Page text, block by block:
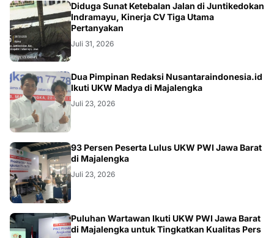
KRIMINAL
Diduga Sunat Ketebalan Jalan di Juntikedokan
Indramayu, Kinerja CV Tiga Utama
Pertanyakan
Juli 31, 2026
Dua Pimpinan Redaksi Nusantaraindonesia.id
Ikuti UKW Madya di Majalengka
Juli 23, 2026
93 Persen Peserta Lulus UKW PWI Jawa Barat
di Majalengka
Juli 23, 2026
Puluhan Wartawan Ikuti UKW PWI Jawa Barat
di Majalengka untuk Tingkatkan Kualitas Pers